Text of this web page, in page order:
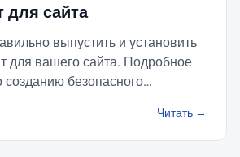
для сайта
выпустить и установить
для вашего сайта. Подробное
созданию безопасного
Читать →